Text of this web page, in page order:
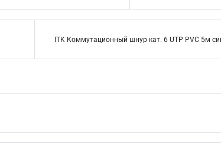
ITK Коммутационный шнур кат. 6 UTP PVC 5м